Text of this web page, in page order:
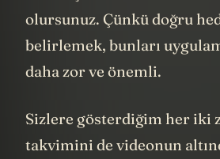
olursunuz. Çünkü doğru
belirlemek, bunları
daha zor ve önemli.
Sizlere gösterdiğim her iki
takvimini de videonun